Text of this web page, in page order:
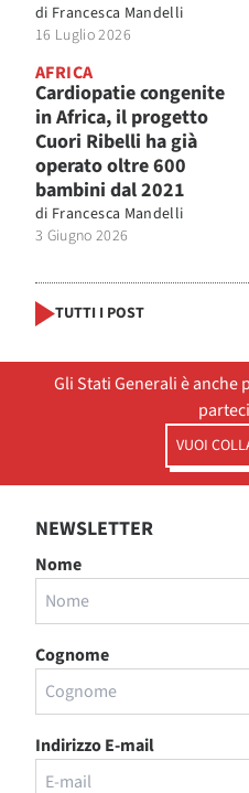
di Francesca Mandelli
16 Luglio 2026
AFRICA
Cardiopatie congenite
in Africa, il progetto
Cuori Ribelli ha già
operato oltre 600
bambini dal 2021
di Francesca Mandelli
3 Giugno 2026
TUTTI I POST
Gli Stati Generali è
VUOI
NEWSLETTER
Nome
Cognome
Indirizzo E-mail